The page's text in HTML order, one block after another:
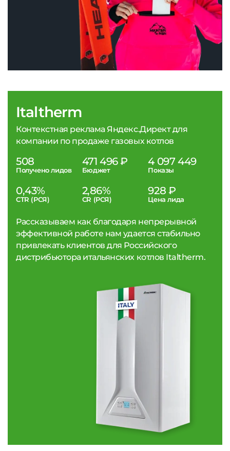
Italtherm
Контекстная реклама Яндекс.Директ для
компании по продаже газовых котлов
508
Получено лидов
471 496 ₽
Бюджет
4 097 449
Показы
0,43%
CTR (РСЯ)
2,86%
CR (РСЯ)
928 ₽
Цена лида
Рассказываем как благодаря непрерывной
эффективной работе нам удается стабильно
привлекать клиентов для Российского
дистрибьютора итальянских котлов Italtherm.